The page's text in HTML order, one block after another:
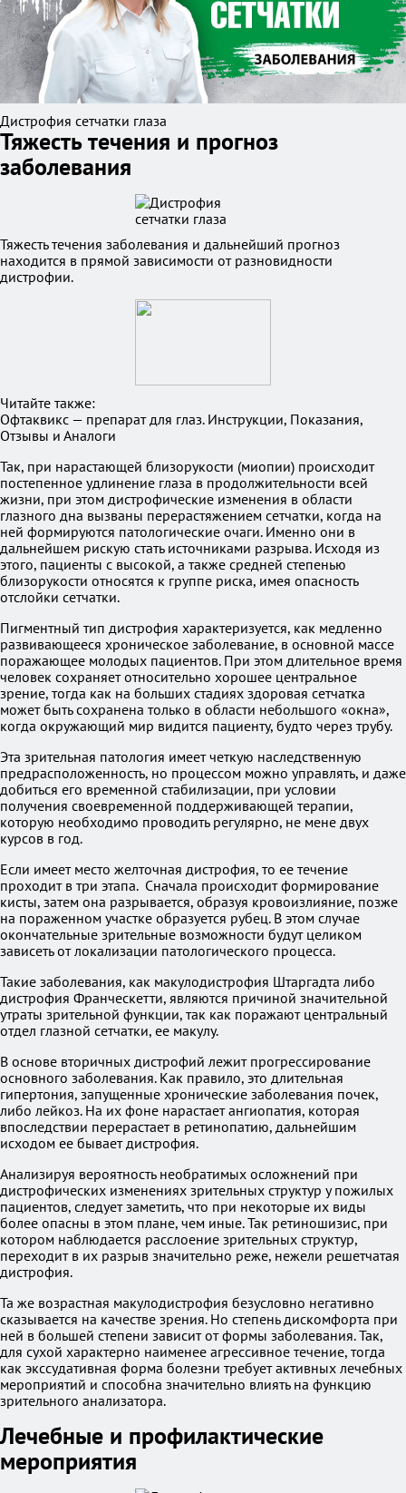
Дистрофия сетчатки глаза
Тяжесть течения и прогноз
заболевания
Тяжесть течения заболевания и дальнейший прогноз
находится в прямой зависимости от разновидности
дистрофии.
Читайте также:
Офтаквикс — препарат для глаз. Инструкции, Показания,
Отзывы и Аналоги
Так, при нарастающей близорукости (миопии) происходит
постепенное удлинение глаза в продолжительности всей
жизни, при этом дистрофические изменения в области
глазного дна вызваны перерастяжением сетчатки, когда на
ней формируются патологические очаги. Именно они в
дальнейшем рискую стать источниками разрыва. Исходя из
этого, пациенты с высокой, а также средней степенью
близорукости относятся к группе риска, имея опасность
отслойки сетчатки.
Пигментный тип дистрофия характеризуется, как медленно
развивающееся хроническое заболевание, в основной массе
поражающее молодых пациентов. При этом длительное время
человек сохраняет относительно хорошее центральное
зрение, тогда как на больших стадиях здоровая сетчатка
может быть сохранена только в области небольшого «окна»,
когда окружающий мир видится пациенту, будто через трубу.
Эта зрительная патология имеет четкую наследственную
предрасположенность, но процессом можно управлять, и даже
добиться его временной стабилизации, при условии
получения своевременной поддерживающей терапии,
которую необходимо проводить регулярно, не мене двух
курсов в год.
Если имеет место желточная дистрофия, то ее течение
проходит в три этапа. Сначала происходит формирование
кисты, затем она разрывается, образуя кровоизлияние, позже
на пораженном участке образуется рубец. В этом случае
окончательные зрительные возможности будут целиком
зависеть от локализации патологического процесса.
Такие заболевания, как макулодистрофия Штаргадта либо
дистрофия Франческетти, являются причиной значительной
утраты зрительной функции, так как поражают центральный
отдел глазной сетчатки, ее макулу.
В основе вторичных дистрофий лежит прогрессирование
основного заболевания. Как правило, это длительная
гипертония, запущенные хронические заболевания почек,
либо лейкоз. На их фоне нарастает ангиопатия, которая
впоследствии перерастает в ретинопатию, дальнейшим
исходом ее бывает дистрофия.
Анализируя вероятность необратимых осложнений при
дистрофических изменениях зрительных структур у пожилых
пациентов, следует заметить, что при некоторые их виды
более опасны в этом плане, чем иные. Так ретиношизис, при
котором наблюдается расслоение зрительных структур,
переходит в их разрыв значительно реже, нежели решетчатая
дистрофия.
Та же возрастная макулодистрофия безусловно негативно
сказывается на качестве зрения. Но степень дискомфорта при
ней в большей степени зависит от формы заболевания. Так,
для сухой характерно наименее агрессивное течение, тогда
как экссудативная форма болезни требует активных лечебных
мероприятий и способна значительно влиять на функцию
зрительного анализатора.
Лечебные и профилактические
мероприятия